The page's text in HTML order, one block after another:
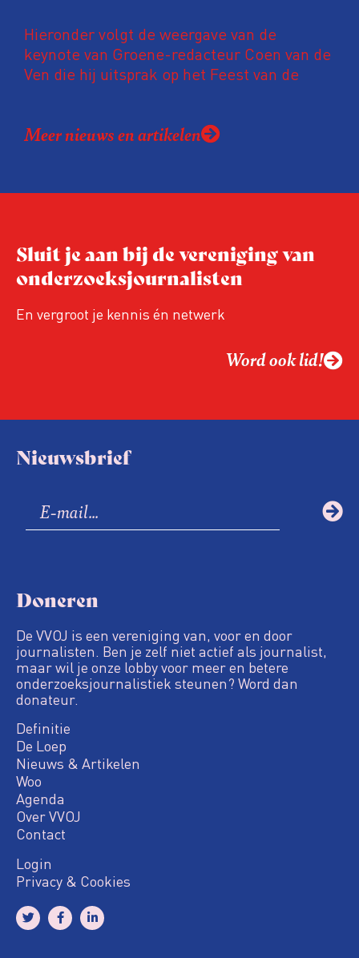
Hieronder volgt de weergave van de
keynote van Groene-redacteur Coen van de
Ven die hij uitsprak op het Feest van de
Coen uit zijn zorgen over de relatie tussen
de macht, de pers en het publiek aan de
Niet de maker, maar de ontvanger
relevant in tijden van nieuwe verzuiling?
Hoe moet de journalistiek omgaan met
een steeds onverschilligere macht?
Meer nieuws en artikelen
Sluit je aan bij de vereniging van
onderzoeksjournalisten
En vergroot je kennis én netwerk
Word ook lid!
Nieuwsbrief
Doneren
De VVOJ is een vereniging van, voor en door
journalisten. Ben je zelf niet actief als journalist,
maar wil je onze lobby voor meer en betere
onderzoeksjournalistiek steunen? Word dan
donateur.
Definitie
De Loep
Nieuws & Artikelen
Woo
Agenda
Over VVOJ
Contact
Login
Privacy & Cookies